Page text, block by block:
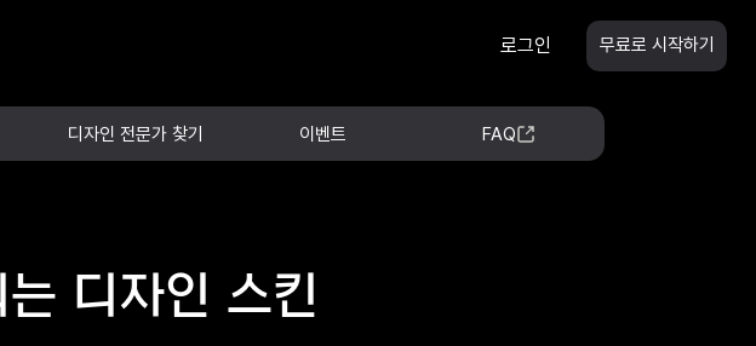
로그인
디자인 전문가 찾기 이벤트 FAQ
무료로 시작하기